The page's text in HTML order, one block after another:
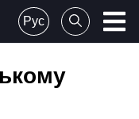
Рус